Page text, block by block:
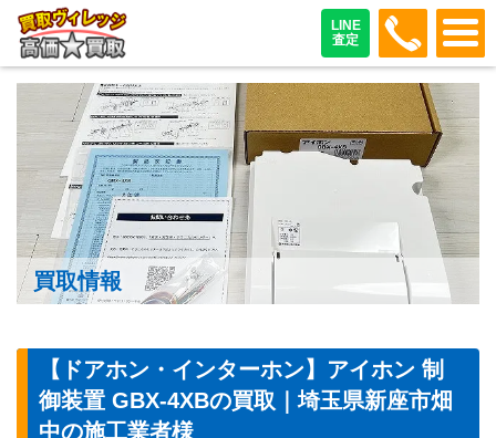
LINE
査定
048-
買取情報
【ドアホン・インターホン】アイホン 制
御装置 GBX-4XBの買取｜埼玉県新座市畑
中の施工業者様